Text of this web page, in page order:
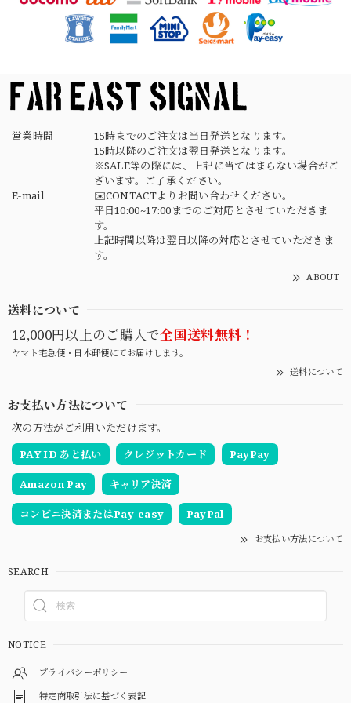
【USED】Canadian Army IECS Fleece Pants 実物 カナダ軍 フリースパンツ ユーズド
⑥サイズ
2026/04/17
営業時間
15時までのご注文は当日発送となります。
15時以降のご注文は翌日発送となります。
※SALE等の際には、上記に当てはまらない場合がご
ざいます。ご了承ください。
E-mail
✉️CONTACTよりお問い合わせください。
平日10:00~17:00までのご対応とさせていただきま
す。
上記時間以降は翌日以降の対応とさせていただきま
す。
ABOUT
送料について
12,000円以上のご購入で全国送料無料！
ヤマト宅急便・日本郵便にてお届けします。
送料について
お支払い方法について
次の方法がご利用いただけます。
PAY ID あと払い
クレジットカード PayPay
Amazon Pay キャリア決済
コンビニ決済またはPay-easy PayPal
お支払い方法について
SEARCH
NOTICE
プライバシーポリシー
特定商取引法に基づく表記